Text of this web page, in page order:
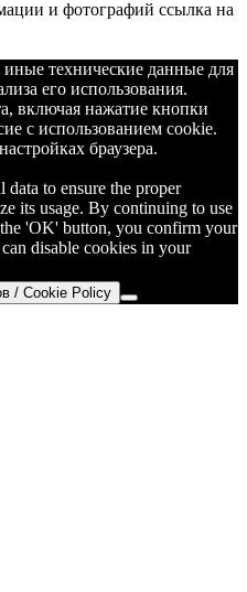
и фотографий ссылка на
технические данные для
его использования.
включая нажатие кнопки
с использованием cookie.
браузера.
data to ensure the proper
its usage. By continuing to use
'OK' button, you confirm your
disable cookies in your
/ Cookie Policy